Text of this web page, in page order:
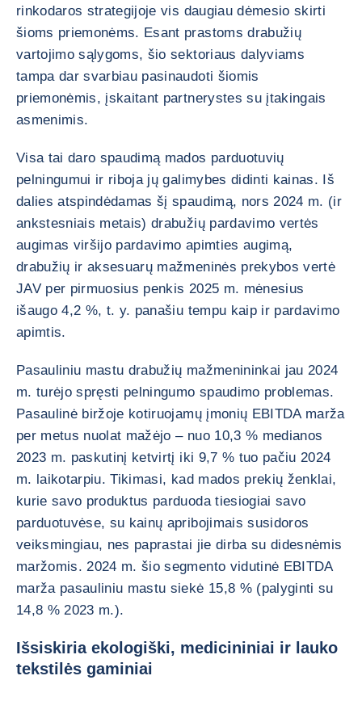
rinkodaros strategijoje vis daugiau dėmesio skirti
šioms priemonėms. Esant prastoms drabužių
vartojimo sąlygoms, šio sektoriaus dalyviams
tampa dar svarbiau pasinaudoti šiomis
priemonėmis, įskaitant partnerystes su įtakingais
asmenimis.
Visa tai daro spaudimą mados parduotuvių
pelningumui ir riboja jų galimybes didinti kainas. Iš
dalies atspindėdamas šį spaudimą, nors 2024 m. (ir
ankstesniais metais) drabužių pardavimo vertės
augimas viršijo pardavimo apimties augimą,
drabužių ir aksesuarų mažmeninės prekybos vertė
JAV per pirmuosius penkis 2025 m. mėnesius
išaugo 4,2 %, t. y. panašiu tempu kaip ir pardavimo
apimtis.
Pasauliniu mastu drabužių mažmenininkai jau 2024
m. turėjo spręsti pelningumo spaudimo problemas.
Pasaulinė biržoje kotiruojamų įmonių EBITDA marža
per metus nuolat mažėjo – nuo 10,3 % medianos
2023 m. paskutinį ketvirtį iki 9,7 % tuo pačiu 2024
m. laikotarpiu. Tikimasi, kad mados prekių ženklai,
kurie savo produktus parduoda tiesiogiai savo
parduotuvėse, su kainų apribojimais susidoros
veiksmingiau, nes paprastai jie dirba su didesnėmis
maržomis. 2024 m. šio segmento vidutinė EBITDA
marža pasauliniu mastu siekė 15,8 % (palyginti su
14,8 % 2023 m.).
Išsiskiria ekologiški, medicininiai ir lauko
tekstilės gaminiai